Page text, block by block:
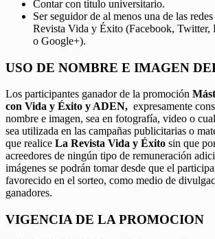
Contar con título universitario.
Ser seguidor de al menos una de las
Revista Vida y Éxito (Facebook, Twitter,
o Google+).
USO DE NOMBRE E IMAGEN
Los participantes ganador de la promoción
con Vida y Éxito y ADEN, expresamente
nombre e imagen, sea en fotografía, video o
sea utilizada en las campañas publicitarias o
que realice La Revista Vida y Éxito sin que
acreedores de ningún tipo de remuneración
imágenes se podrán tomar desde que el
favorecido en el sorteo, como medio de
ganadores.
VIGENCIA DE LA PROMOCION